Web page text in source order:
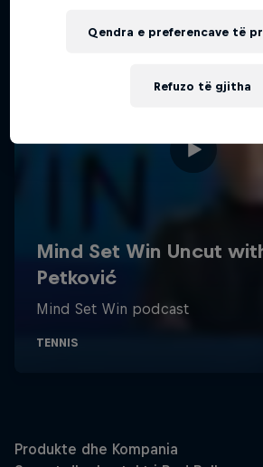
Refuzo të gjitha
Qendra e preferencave të